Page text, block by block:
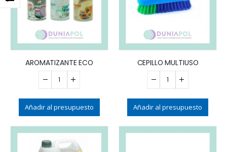
AROMATIZANTE ECO
Añadir al presupuesto
CEPILLO MULTIUSO
Añadir al presupuesto